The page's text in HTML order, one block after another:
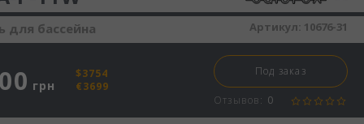
для бассейна
грн
$3754
€3699
Под заказ
Отзывов: 0
Артикул: 10676-31